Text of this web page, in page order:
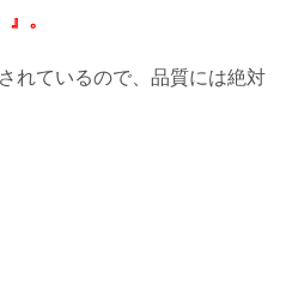
。
れているので、品質には絶対